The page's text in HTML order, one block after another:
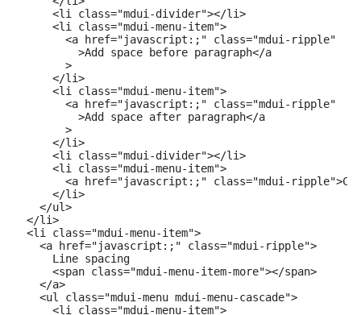
      <li class="mdui-divider"></li>
      <li class="mdui-menu-item">
        <a href="javascript:;" class="mdui-ripple"
          >Add space before paragraph</a
        >
      </li>
      <li class="mdui-menu-item">
        <a href="javascript:;" class="mdui-ripple"
          >Add space after paragraph</a
        >
      </li>
      <li class="mdui-divider"></li>
      <li class="mdui-menu-item">
<a href="javascript:;" class="mdui-
      </li>
    </ul>
  </li>
  <li class="mdui-menu-item">
    <a href="javascript:;" class="mdui-ripple">
      Line spacing
      <span class="mdui-menu-item-more"></span>
    </a>
    <ul class="mdui-menu mdui-menu-cascade">
      <li class="mdui-menu-item">